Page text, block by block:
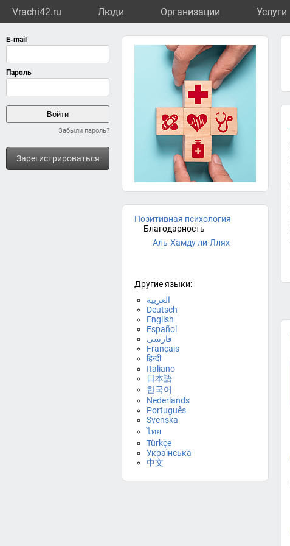
Vrachi42.ru Люди Организации Услуги
Забыли пароль?
Зарегистрироваться
Позитивная психология
Благодарность
Аль-Хамду ли-Ллях
Другие языки:
العربية
Deutsch
English
Español
فارسی
Français
हिन्दी
Italiano
日本語
한국어
Nederlands
Português
Svenska
ไทย
Türkçe
Українська
中文